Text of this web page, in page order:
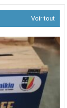
de
Révision
Textes
Statutaires
de
l’AFMED
en
sigle
COMREV.
Voir tout